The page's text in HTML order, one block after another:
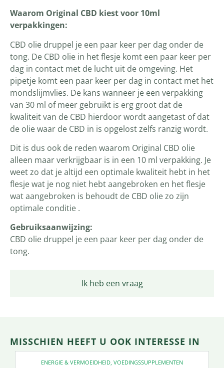
Ik heb een vraag
Waarom Original CBD kiest voor 10ml
verpakkingen:
CBD olie druppel je een paar keer per dag onder de
tong. De CBD olie in het flesje komt een paar keer per
dag in contact met de lucht uit de omgeving. Het
pipetje komt een paar keer per dag in contact met het
mondslijmvlies. De kans wanneer je een verpakking
van 30 ml of meer gebruikt is erg groot dat de
kwaliteit van de CBD hierdoor wordt aangetast of dat
de olie waar de CBD in is opgelost zelfs ranzig wordt.
Dit is dus ook de reden waarom Original CBD olie
alleen maar verkrijgbaar is in een 10 ml verpakking. Je
weet zo dat je altijd een optimale kwaliteit hebt in het
flesje wat je nog niet hebt aangebroken en het flesje
wat aangebroken is behoudt de CBD olie zo zijn
optimale conditie .
Gebruiksaanwijzing:
CBD olie druppel je een paar keer per dag onder de
tong.
MISSCHIEN HEEFT U OOK INTERESSE IN
ENERGIE & VERMOEIDHEID VOEDINGSSUPPLEMENTEN